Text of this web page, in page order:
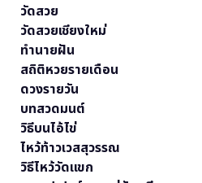
วัดสวย
วัดสวยเชียงใหม่
ทำนายฝัน
สถิติหวยรายเดือน
ดวงรายวัน
บทสวดมนต์
วิธีบนไอ้ไข่
ไหว้ท้าวเวสสุวรรณ
วิธีไหว้วัดแขก